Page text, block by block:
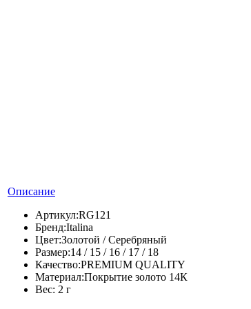
Описание
Артикул:RG121
Бренд:Italina
Цвет:Золотой / Серебряный
Размер:14 / 15 / 16 / 17 / 18
Качество:PREMIUM QUALITY
Материал:Покрытие золото 14К
Вес: 2 г